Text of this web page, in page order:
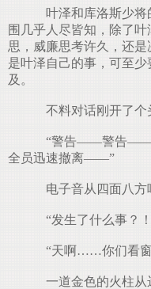
叶泽和库洛斯少将
围几乎人尽皆知，除了
思，威廉思考许久，还
是叶泽自己的事，可至
及。
不料对话刚开了个
“警告——警告——
全员迅速撤离——”
电子音从四面八方
“发生了什么事？
“天啊……你们看窗
一道金色的火柱从